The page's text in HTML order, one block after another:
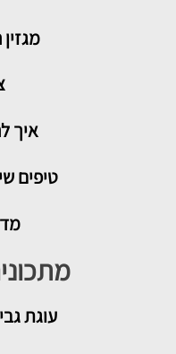
איך
טיפים
עוגת